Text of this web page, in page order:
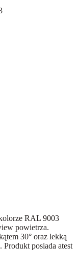
RAL 9003
powietrza.
30° oraz lekką
Produkt posiada atest